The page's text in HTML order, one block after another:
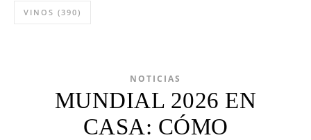
VINOS (390)
NOTICIAS
MUNDIAL 2026 EN
CASA: CÓMO